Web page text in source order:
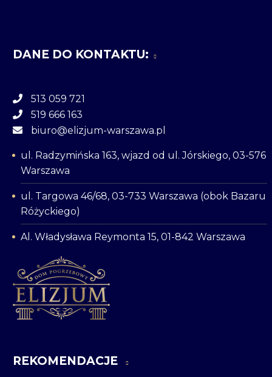
DANE DO KONTAKTU:
513 059 721
519 666 163
biuro@elizjum-warszawa.pl
ul. Radzymińska 163, wjazd od ul. Jórskiego, 03-576
Warszawa
ul. Targowa 46/68, 03-733 Warszawa (obok Bazaru
Różyckiego)
Al. Władysława Reymonta 15, 01-842 Warszawa
REKOMENDACJE